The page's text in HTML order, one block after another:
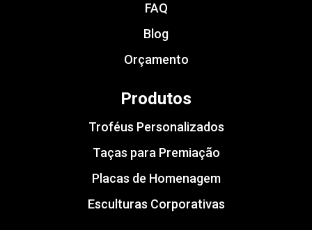
FAQ
Blog
Orçamento
Produtos
Troféus Personalizados
Taças para Premiação
Placas de Homenagem
Esculturas Corporativas